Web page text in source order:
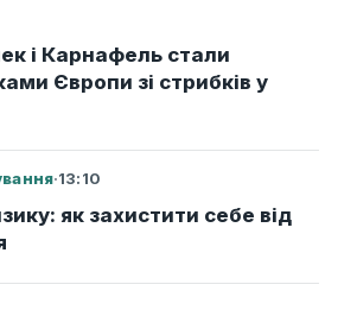
і Карнафель стали
Європи зі стрибків у
·13:10
як захистити себе від